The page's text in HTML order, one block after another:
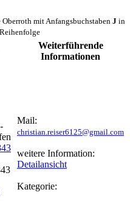
mit Anfangsbuchstaben J in
Weiterführende
Informationen
Mail:
christian.reiser6125@gmail.com
weitere Information:
Detailansicht
Kategorie: